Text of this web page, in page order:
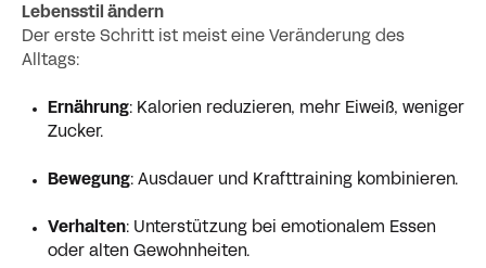
Lebensstil ändern
Der erste Schritt ist meist eine Veränderung des
Alltags:
Ernährung: Kalorien reduzieren, mehr Eiweiß, weniger
Zucker.
Bewegung: Ausdauer und Krafttraining kombinieren.
Verhalten: Unterstützung bei emotionalem Essen
oder alten Gewohnheiten.